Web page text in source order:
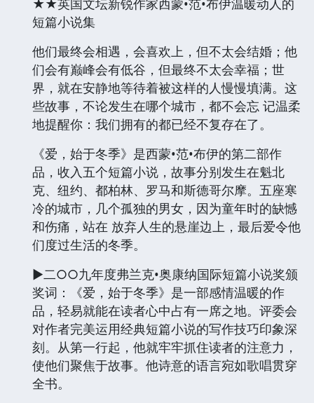
★★英国文坛新锐作家西蒙•范•布伊温暖动人的
短篇小说集
他们最终会相遇，会喜欢上，但不太会结婚；他
们会有巅峰会有低谷，但最终不太会幸福；世
界，就在安静地等待着被这样的人慢慢填满。这
些故事，不论发生在哪个城市，都不会忘 记温柔
地提醒你：我们拥有的都已经不复存在了。
《爱，始于冬季》是西蒙•范•布伊的第二部作
品，收入五个短篇小说，故事分别发生在魁北
克、纽约、都柏林、罗马和斯德哥尔摩。五座寒
冷的城市，几个孤独的男女，因为童年时的缺憾
和伤痛，站在 放弃人生的悬崖边上，最后爱令他
们度过生活的冬季。
▶二○○九年度弗兰克•奥康纳国际短篇小说奖颁
奖词：《爱，始于冬季》是一部感情温暖的作
品，轻易就能在读者心中占有一席之地。评委会
对作者完美运用经典短篇小说的写作技巧印象深
刻。从第一行起，他就牢牢抓住读者的注意力，
使他们聚焦于故事。他诗意的语言宛如歌唱贯穿
全书。